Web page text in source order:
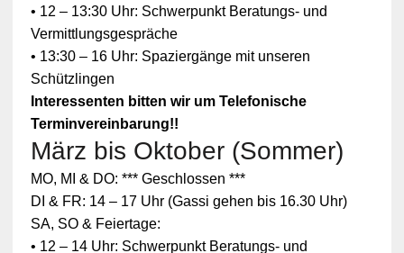
• 12 – 13:30 Uhr: Schwerpunkt Beratungs- und
Vermittlungsgespräche
• 13:30 – 16 Uhr: Spaziergänge mit unseren
Schützlingen
Interessenten bitten wir um Telefonische
Terminvereinbarung!!
März bis Oktober (Sommer)
MO, MI & DO: *** Geschlossen ***
DI & FR: 14 – 17 Uhr (Gassi gehen bis 16.30 Uhr)
SA, SO & Feiertage:
• 12 – 14 Uhr: Schwerpunkt Beratungs- und
Zum
Schutz
Ihrer
persönlic
hen
Daten ist